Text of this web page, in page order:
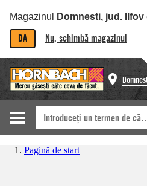
Magazinul Domnesti, jud. Ilfov
DA Nu, schimbă magazinul
Pagină de start